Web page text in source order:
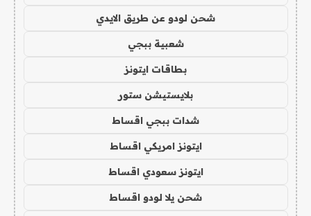
شحن لودو عن طريق الايدي
شعبية ببجي
بطاقات ايتونز
بلايستيشن ستور
شدات ببجي اقساط
ايتونز امريكي اقساط
ايتونز سعودي اقساط
شحن يلا لودو اقساط